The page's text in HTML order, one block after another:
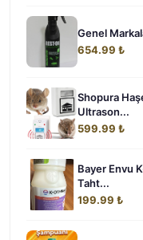
Genel
654.99 ₺
Shopura
Ultrason...
599.99 ₺
Bayer Envu
Taht...
199.99 ₺